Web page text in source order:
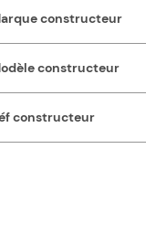
constructeur
constructeur
constructeur